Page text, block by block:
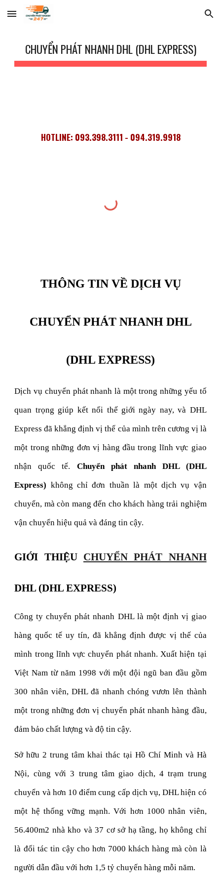
Skip to main content Skip to navigation
CHUYỂN PHÁT NHANH DHL (DHL EXPRESS)
HOTLINE: 093.398.3111 - 094.319.9918
THÔNG TIN VỀ DỊCH VỤ
CHUYỂN PHÁT NHANH DHL
(DHL EXPRESS)
Dịch vụ chuyển phát nhanh là một trong những yếu tố
quan trọng giúp kết nối thế giới ngày nay, và DHL
Express đã khẳng định vị thế của mình trên cương vị là
một trong những đơn vị hàng đầu trong lĩnh vực giao
nhận quốc tế. Chuyển phát nhanh DHL (DHL
Express) không chỉ đơn thuần là một dịch vụ vận
chuyển, mà còn mang đến cho khách hàng trải nghiệm
vận chuyển hiệu quả và đáng tin cậy.
GIỚI THIỆU CHUYỂN PHÁT NHANH
DHL (DHL EXPRESS)
Công ty chuyển phát nhanh DHL là một định vị giao
hàng quốc tế uy tín, đã khẳng định được vị thế của
mình trong lĩnh vực chuyển phát nhanh. Xuất hiện tại
Việt Nam từ năm 1998 với một đội ngũ ban đầu gồm
300 nhân viên, DHL đã nhanh chóng vươn lên thành
một trong những đơn vị chuyển phát nhanh hàng đầu,
đảm bảo chất lượng và độ tin cậy.
Sở hữu 2 trung tâm khai thác tại Hồ Chí Minh và Hà
Nội, cùng với 3 trung tâm giao dịch, 4 trạm trung
chuyển và hơn 10 điểm cung cấp dịch vụ, DHL hiện có
một hệ thống vững mạnh. Với hơn 1000 nhân viên,
56.400m2 nhà kho và 37 cơ sở hạ tầng, họ không chỉ
là đối tác tin cậy cho hơn 7000 khách hàng mà còn là
người dẫn đầu với hơn 1,5 tỷ chuyến hàng mỗi năm.